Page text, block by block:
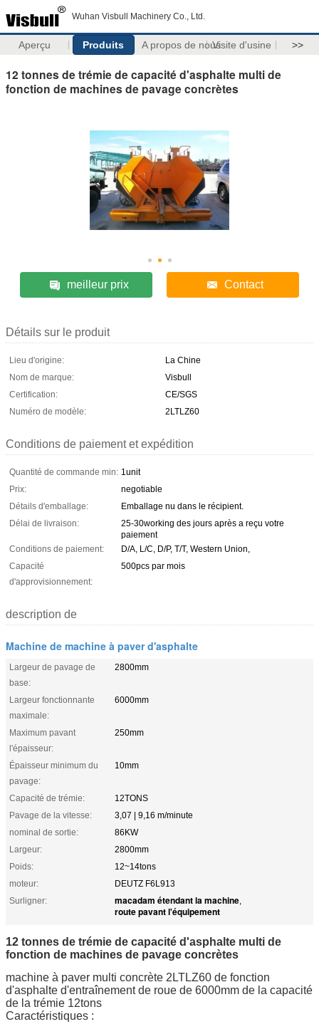
Wuhan Visbull Machinery Co., Ltd.
Aperçu Produits A propos de nousVisite d'usine >>
12 tonnes de trémie de capacité d'asphalte multi de
fonction de machines de pavage concrètes
meilleur prix Contact
Détails sur le produit
Lieu d'origine:
La Chine
Nom de marque:
Visbull
Certification:
CE/SGS
Numéro de modèle:
2LTLZ60
Conditions de paiement et expédition
Quantité de commande min: 1unit
Prix:
negotiable
Détails d'emballage:
Emballage nu dans le récipient.
Délai de livraison:
25-30working des jours après a reçu votre
paiement
Conditions de paiement:
D/A, L/C, D/P, T/T, Western Union,
Capacité
d'approvisionnement:
500pcs par mois
description de
Machine de machine à paver d'asphalte
Largeur de pavage de
base:
2800mm
Largeur fonctionnante
maximale:
6000mm
Maximum pavant
l'épaisseur:
250mm
Épaisseur minimum du
pavage:
10mm
Capacité de trémie:
12TONS
Pavage de la vitesse:
3,07 | 9,16 m/minute
nominal de sortie:
86KW
Largeur:
2800mm
Poids:
12~14tons
moteur:
DEUTZ F6L913
Surligner:
macadam étendant la machine,
route pavant l'équipement
12 tonnes de trémie de capacité d'asphalte multi de
fonction de machines de pavage concrètes
machine à paver multi concrète 2LTLZ60 de fonction
d'asphalte d'entraînement de roue de 6000mm de la capacité
de la trémie 12tons
Caractéristiques :